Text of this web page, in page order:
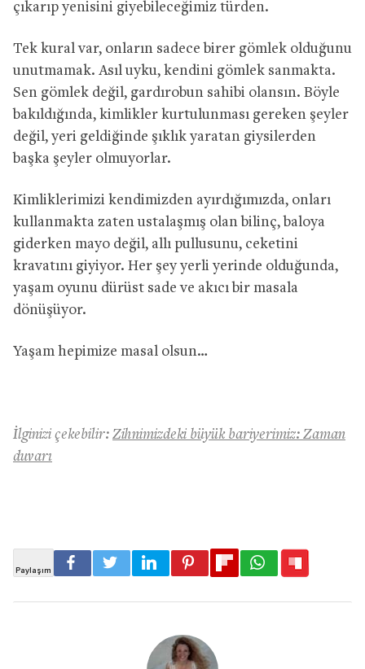
çıkarıp yenisini giyebileceğimiz türden.
Tek kural var, onların sadece birer gömlek olduğunu
unutmamak. Asıl uyku, kendini gömlek sanmakta.
Sen gömlek değil, gardırobun sahibi olansın. Böyle
bakıldığında, kimlikler kurtulunması gereken şeyler
değil, yeri geldiğinde şıklık yaratan giysilerden
başka şeyler olmuyorlar.
Kimliklerimizi kendimizden ayırdığımızda, onları
kullanmakta zaten ustalaşmış olan bilinç, baloya
giderken mayo değil, allı pullusunu, ceketini
kravatını giyiyor. Her şey yerli yerinde olduğunda,
yaşam oyunu dürüst sade ve akıcı bir masala
dönüşüyor.
Yaşam hepimize masal olsun…
İlginizi çekebilir: Zihnimizdeki büyük bariyerimiz: Zaman
duvarı